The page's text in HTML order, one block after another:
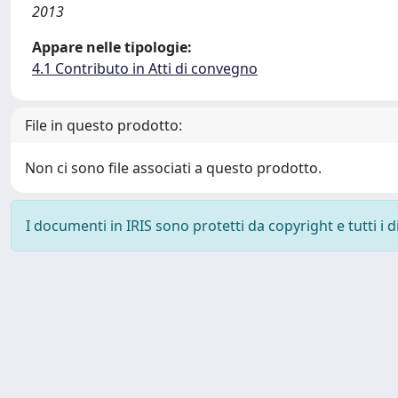
2013
Appare nelle tipologie:
4.1 Contributo in Atti di convegno
File in questo prodotto:
Non ci sono file associati a questo prodotto.
I documenti in IRIS sono protetti da copyright e tutti i